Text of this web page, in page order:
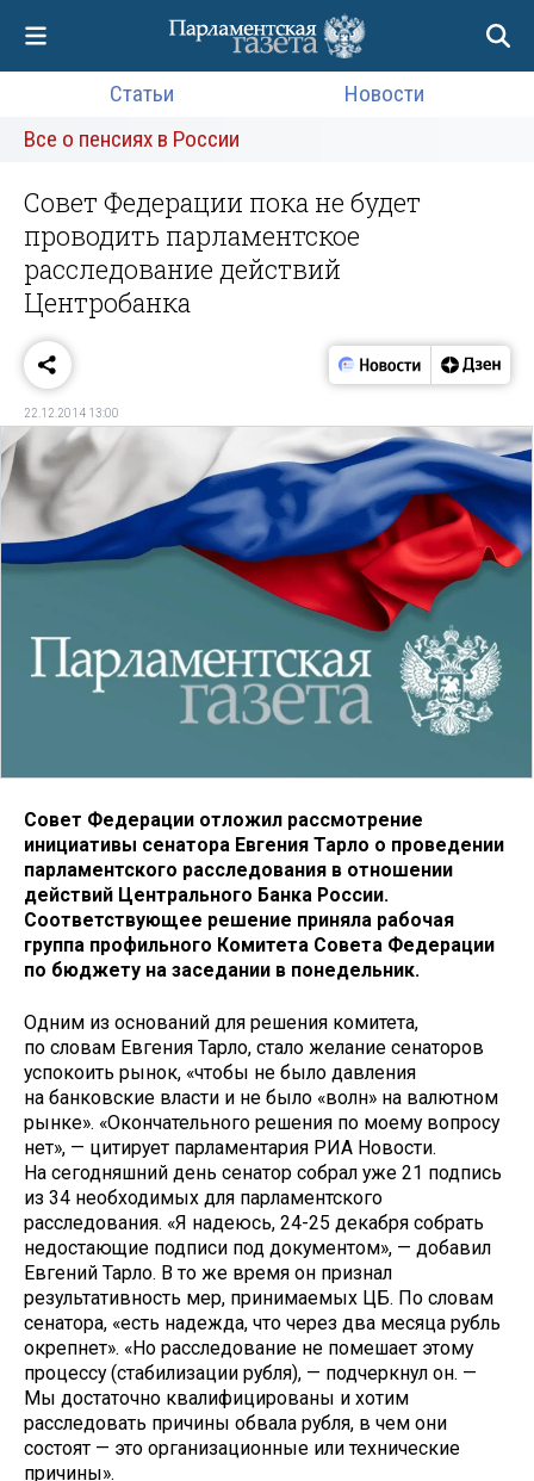
Статьи
Новости
Все о пенсиях в России
Совет Федерации пока не будет
проводить парламентское
расследование действий
Центробанка
22.12.2014 13:00
Совет Федерации отложил рассмотрение
инициативы сенатора Евгения Тарло о проведении
парламентского расследования в отношении
действий Центрального Банка России.
Соответствующее решение приняла рабочая
группа профильного Комитета Совета Федерации
по бюджету на заседании в понедельник.
Одним из оснований для решения комитета,
по словам Евгения Тарло, стало желание сенаторов
успокоить рынок, «чтобы не было давления
на банковские власти и не было «волн» на валютном
рынке». «Окончательного решения по моему вопросу
нет», — цитирует парламентария РИА Новости.
На сегодняшний день сенатор собрал уже 21 подпись
из 34 необходимых для парламентского
расследования. «Я надеюсь, 24-25 декабря собрать
недостающие подписи под документом», — добавил
Евгений Тарло. В то же время он признал
результативность мер, принимаемых ЦБ. По словам
сенатора, «есть надежда, что через два месяца рубль
окрепнет». «Но расследование не помешает этому
процессу (стабилизации рубля), — подчеркнул он. —
Мы достаточно квалифицированы и хотим
расследовать причины обвала рубля, в чем они
состоят — это организационные или технические
причины».